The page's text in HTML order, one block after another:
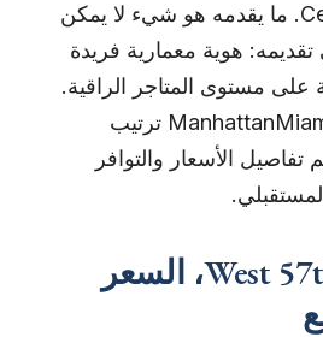
Central Park South. ما يقدمه هو شيء لا يمكن
تقديمه: هوية معمارية فريدة
على مستوى المتاجر الراقية.
يمكن لفريقنا في ManhattanMiami ترتيب
الأسعار والتوافر
111 West 57th Street، السعر